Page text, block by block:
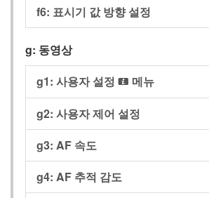
f6: 표시기 값 방향 설정
g: 동영상
g1: 사용자 설정 i 메뉴
g2: 사용자 제어 설정
g3: AF 속도
g4: AF 추적 감도